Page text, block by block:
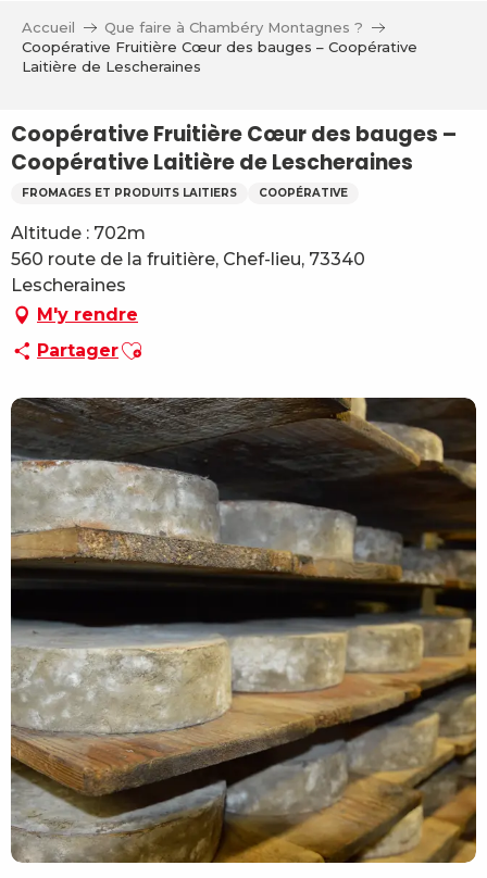
contenu
Accueil
Que faire à Chambéry Montagnes ?
Coopérative Fruitière Cœur des bauges – Coopérative
Laitière de Lescheraines
Coopérative Fruitière Cœur des bauges –
Coopérative Laitière de Lescheraines
FROMAGES ET PRODUITS LAITIERS COOPÉRATIVE
Altitude : 702m
560 route de la fruitière, Chef-lieu, 73340
Lescheraines
M'y rendre
PartagerAjouter aux favoris